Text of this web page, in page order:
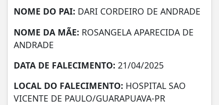
NOME DO PAI: DARI CORDEIRO DE ANDRADE
NOME DA MÃE: ROSANGELA APARECIDA DE
ANDRADE
DATA DE FALECIMENTO: 21/04/2025
LOCAL DO FALECIMENTO: HOSPITAL SAO
VICENTE DE PAULO/GUARAPUAVA-PR